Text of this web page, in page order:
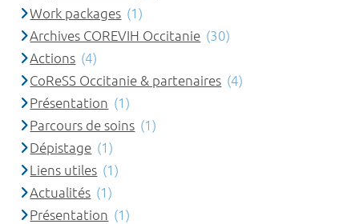
Work packages (1)
Archives COREVIH Occitanie (30)
Actions (4)
CoReSS Occitanie & partenaires (4)
Présentation (1)
Parcours de soins (1)
Dépistage (1)
Liens utiles (1)
Actualités (1)
Présentation (1)